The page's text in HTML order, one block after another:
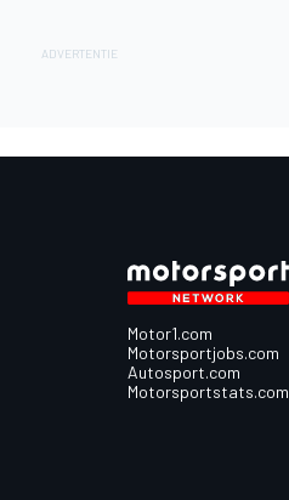
Motor1.com
Motorsportjobs.com
Autosport.com
Motorsportstats.com